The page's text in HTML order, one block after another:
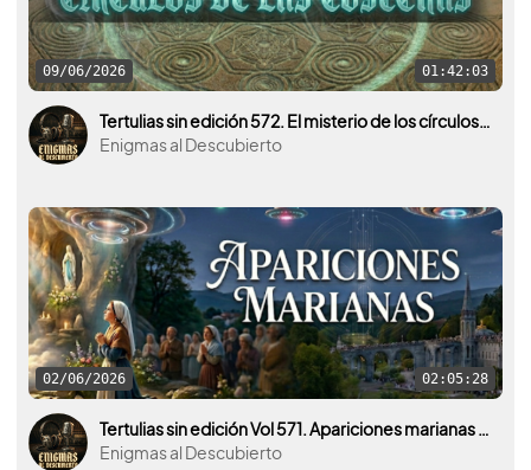
09/06/2026 01:42:03
Tertulias sin edición 572. El misterio de los círculos de las cosechas.
Enigmas al Descubierto
02/06/2026 02:05:28
Tertulias sin edición Vol 571. Apariciones marianas ¿Qué hay detrás del fenómeno y qué lo provoca?
Enigmas al Descubierto